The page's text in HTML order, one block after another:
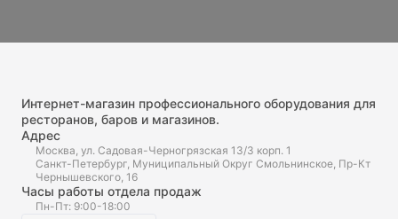
Интернет-магазин профессионального оборудования для
ресторанов, баров и магазинов.
Адрес
Москва, ул. Садовая-Черногрязская 13/3 корп. 1
Санкт-Петербург, Муниципальный Округ Смольнинское, Пр-Кт
Чернышевского, 16
Часы работы отдела продаж
Пн-Пт: 9:00-18:00